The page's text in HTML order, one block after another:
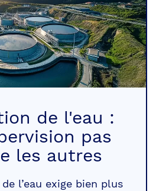
de l'eau :
pas
les autres
l’eau exige bien plus